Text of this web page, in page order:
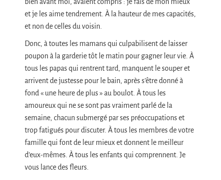
bien avant moi, avaient compris : je fais de mon mieux
et je les aime tendrement. À la hauteur de mes capacités,
et non de celles du voisin.
Donc, à toutes les mamans qui culpabilisent de laisser
poupon à la garderie tôt le matin pour gagner leur vie. À
tous les papas qui rentrent tard, manquent le souper et
arrivent de justesse pour le bain, après s’être donné à
fond « une heure de plus » au boulot. À tous les
amoureux qui ne se sont pas vraiment parlé de la
semaine, chacun submergé par ses préoccupations et
trop fatigués pour discuter. À tous les membres de votre
famille qui font de leur mieux et donnent le meilleur
d’eux-mêmes. À tous les enfants qui comprennent. Je
vous lance des fleurs.